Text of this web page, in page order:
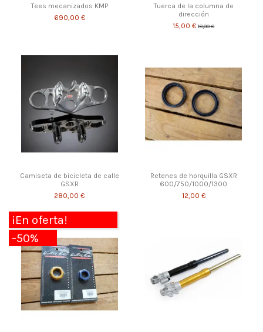
Tees mecanizados KMP
690,00 €
Tuerca de la columna de
dirección
15,00 €18,00 €
Camiseta de bicicleta de calle
GSXR
280,00 €
Retenes de horquilla GSXR
600/750/1000/1300
12,00 €
¡En oferta!
-50%